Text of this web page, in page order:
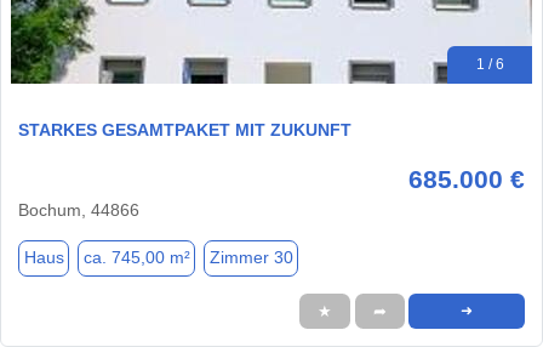
1 / 6
STARKES GESAMTPAKET MIT ZUKUNFT
685.000 €
Bochum, 44866
Haus ca. 745,00 m² Zimmer 30
★ ➦ ➜